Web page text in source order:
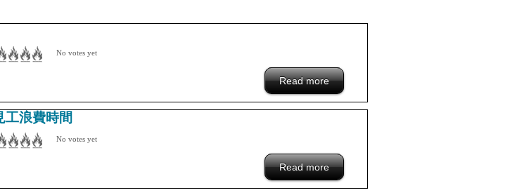
No votes yet
Read more
工浪費時間
No votes yet
Read more